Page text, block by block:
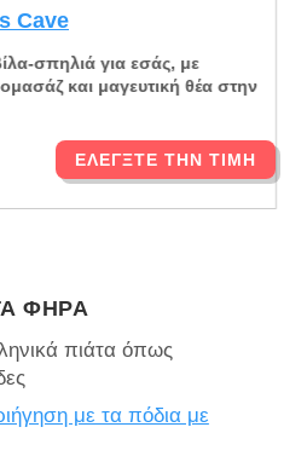
Cave
σπηλιά για εσάς, με
και μαγευτική θέα στην
ΕΛΈΓΞΤΕ ΤΗΝ ΤΙΜΉ
ΦΗΡΆ
πιάτα όπως
με τα πόδια με